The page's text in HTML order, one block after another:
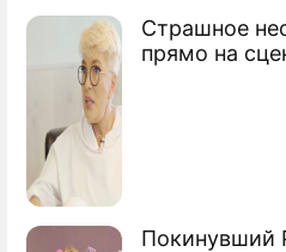
Страшное
прямо на
Покинувший
Бекхэм стал
Франции
Сюжеты
Футбол